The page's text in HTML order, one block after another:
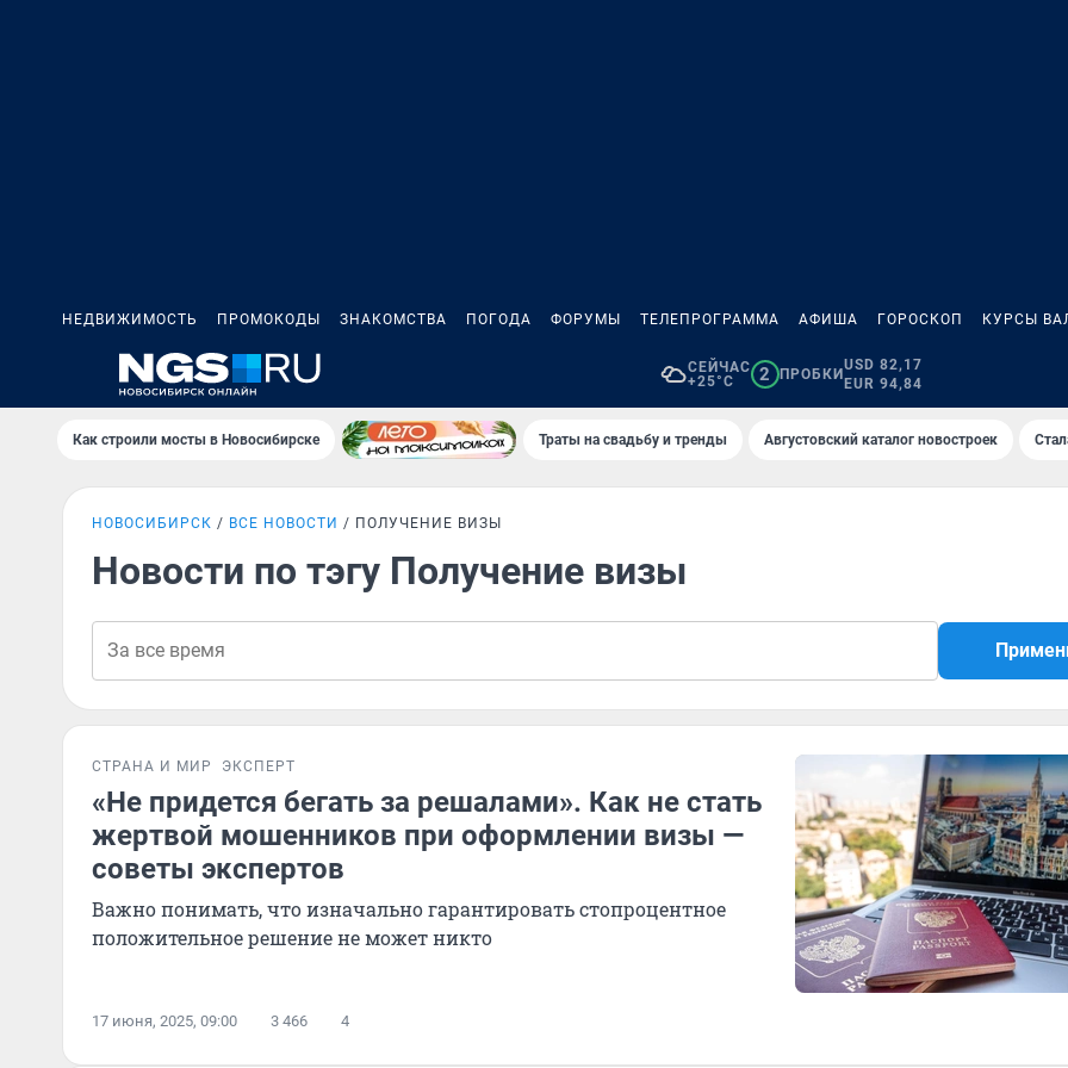
НЕДВИЖИМОСТЬ ПРОМОКОДЫ ЗНАКОМСТВА ПОГОДА ФОРУМЫ ТЕЛЕПРОГРАММА АФИША ГОРОСКОП КУРСЫ
СЕЙЧАС
+25°C
2 ПРОБКИ
USD 82,17
EUR 94,84
Как строили мосты в Новосибирске Траты на свадьбу и тренды Августовский каталог новостроек
НОВОСИБИРСК ВСЕ НОВОСТИ ПОЛУЧЕНИЕ ВИЗЫ
Новости по тэгу Получение визы
СТРАНА И МИР ЭКСПЕРТ
«Не придется бегать за решалами». Как не стать
жертвой мошенников при оформлении визы —
советы экспертов
Важно понимать, что изначально гарантировать стопроцентное
положительное решение не может никто
17 июня, 2025, 09:00 3 466 4